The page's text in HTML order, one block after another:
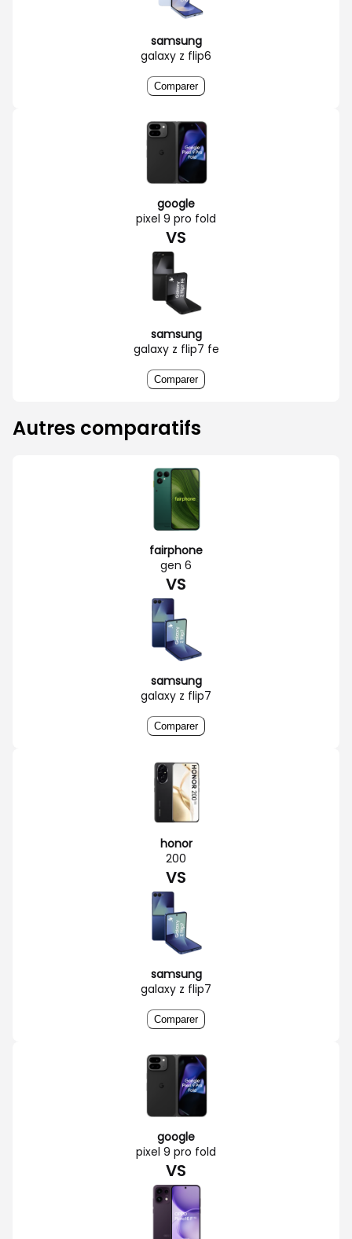
samsung
galaxy z flip6
Comparer
google
pixel 9 pro fold
VS
samsung
galaxy z flip7 fe
Comparer
Autres comparatifs
fairphone
gen 6
VS
samsung
galaxy z flip7
Comparer
honor
200
VS
samsung
galaxy z flip7
Comparer
google
pixel 9 pro fold
VS